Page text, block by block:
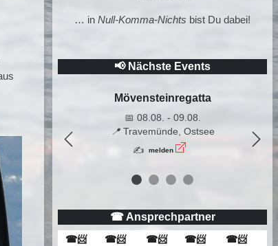
… in Null-Komma-Nichts bist Du dabei!
📢 Nächste Events
Previous Next
Mövensteinregatta
📅 08.08. - 09.08.
📍 Travemünde, Ostsee
✍
melden
☎ Ansprechpartner